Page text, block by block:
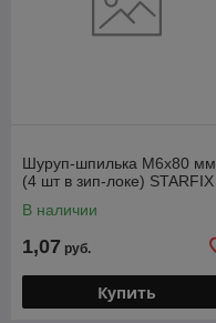
Шуруп-шпилька М6х80 мм
(4 шт в зип-локе) STARFIX
В наличии
1,07 руб.
Купить